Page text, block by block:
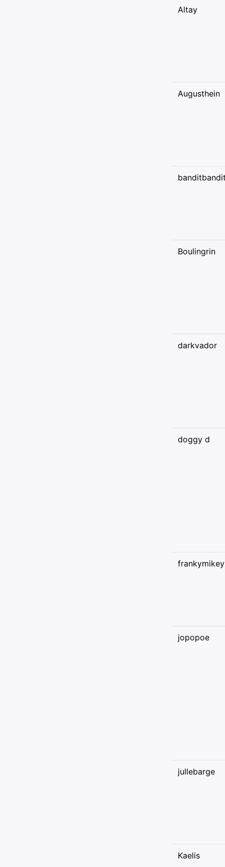
Altay
Augusthein
Boulingrin
darkvador
doggy d
frankymikey
jopopoe
jullebarge
Kaelis